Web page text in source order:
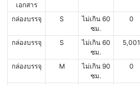
เอกสาร
กล่องบรรจุ S
ไม่เกิน 60
ซม.
0
กล่องบรรจุ S
ไม่เกิน 60
ซม.
5,001
กล่องบรรจุ M
ไม่เกิน 90
ซม.
0